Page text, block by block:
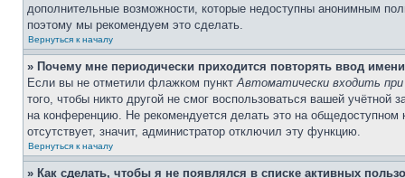
дополнительные возможности, которые недоступны анонимным
поэтому мы рекомендуем это сделать.
Вернуться к началу
» Почему мне периодически приходится повторять ввод
Если вы не отметили флажком пунктАвтоматически входить
того, чтобы никто другой не смог воспользоваться вашей
на конференцию. Не рекомендуется делать это на
отсутствует, значит, администратор отключил эту функцию.
Вернуться к началу
» Как сделать, чтобы я не появлялся в списке активных